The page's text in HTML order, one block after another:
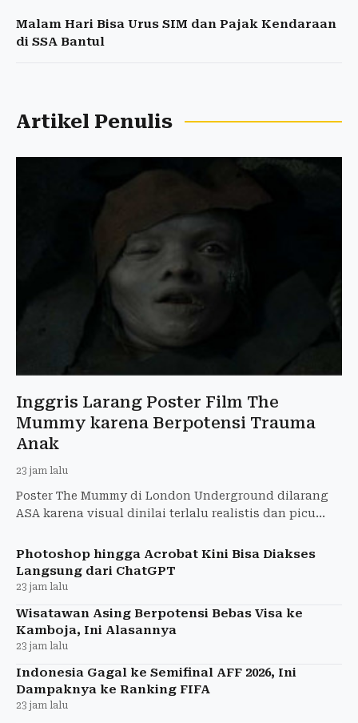
Malam Hari Bisa Urus SIM dan Pajak Kendaraan
di SSA Bantul
Artikel Penulis
Inggris Larang Poster Film The
Mummy karena Berpotensi Trauma
Anak
23 jam lalu
Poster The Mummy di London Underground dilarang
ASA karena visual dinilai terlalu realistis dan picu
tarik iklan
Photoshop hingga Acrobat Kini Bisa Diakses
Langsung dari ChatGPT
23 jam lalu
Wisatawan Asing Berpotensi Bebas Visa ke
Kamboja, Ini Alasannya
23 jam lalu
Indonesia Gagal ke Semifinal AFF 2026, Ini
Dampaknya ke Ranking FIFA
23 jam lalu